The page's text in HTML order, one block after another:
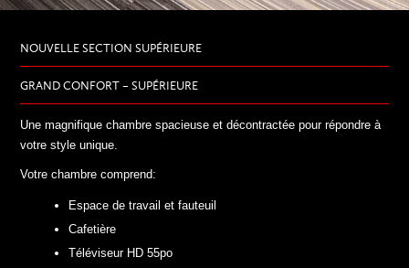
NOUVELLE SECTION SUPÉRIEURE
GRAND CONFORT – SUPÉRIEURE
Une magnifique chambre spacieuse et décontractée pour répondre à
votre style unique.
Votre chambre comprend:
Espace de travail et fauteuil
Cafetière
Téléviseur HD 55po